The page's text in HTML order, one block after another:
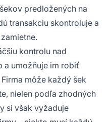
predložených na
transakciu skontroluje a
kontrolu nad
a umožňuje im robiť
môže každý šek
nielen podľa zhodných
si však vyžaduje